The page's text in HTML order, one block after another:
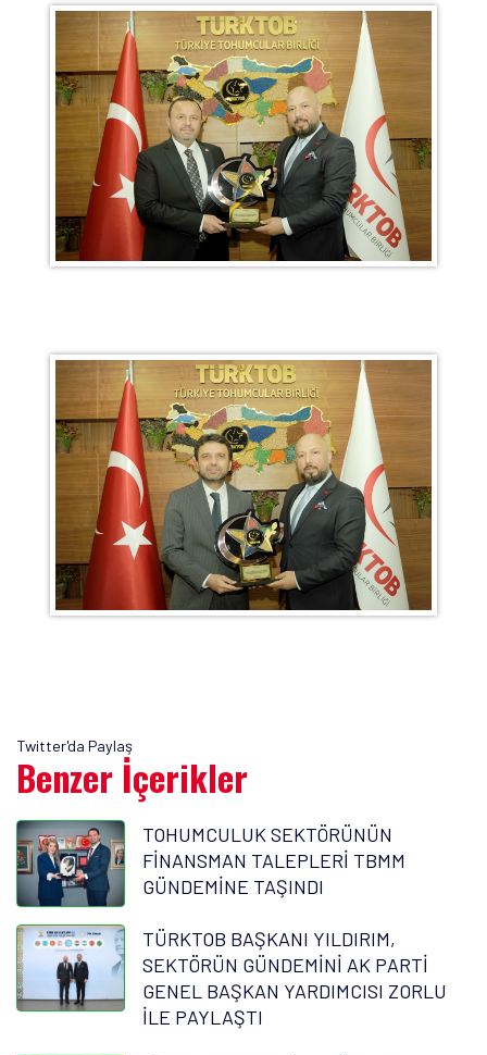
Twitter'da Paylaş
Benzer İçerikler
TOHUMCULUK SEKTÖRÜNÜN
FİNANSMAN TALEPLERİ TBMM
GÜNDEMİNE TAŞINDI
TÜRKTOB BAŞKANI YILDIRIM,
SEKTÖRÜN GÜNDEMİNİ AK PARTİ
GENEL BAŞKAN YARDIMCISI ZORLU
İLE PAYLAŞTI